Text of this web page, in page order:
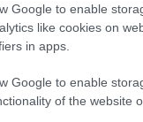
Google to enable
like cookies on
in apps.
Google to enable
of the website
ΣΚΑΪ